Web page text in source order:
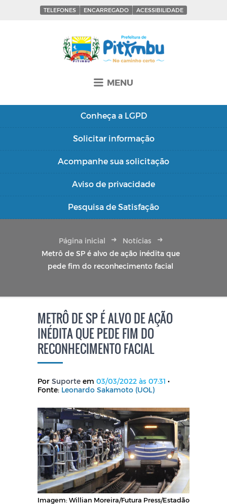
TELEFONES ENCARREGADO ACESSIBILIDADE
MENU
Conheça a LGPD
Solicitar informação
Acompanhe sua solicitação
Aviso de privacidade
Pesquisa de Satisfação
Página inicial
Notícias
Metrô de SP é alvo de ação inédita que
pede fim do reconhecimento facial
METRÔ DE SP É ALVO DE AÇÃO
INÉDITA QUE PEDE FIM DO
RECONHECIMENTO FACIAL
Por Suporte em 03/03/2022 às 07:31 •
Fonte: Leonardo Sakamoto (UOL)
Imagem: Willian Moreira/Futura Press/Estadão